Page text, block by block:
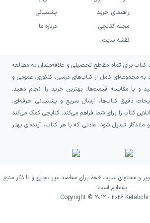
و حماسی پیشنهاد می‌شود؛ به‌ویژه
عدالت و مسئولیت اجتماعی نیز سخن
مجموعه انتظار شعری وفادار به
موسیقی و متکی بر لحنی پرطنین
مطالعه آن می‌تواند تجربه‌ای برای
میان قالب‌های کهن، احساسات
اجتماعی باشد.
راهنمای خرید
مجله کتابچی
نقشه سایت
پشتیبانی
درباره ما
کتاب برای تمام مقاطع تحصیلی و علاقه‌مندان به مطالعه
به مجموعه‌ای کامل از کتاب‌های درسی، کنکوری، عمومی و
و با مقایسه قیمت‌ها، بهترین خرید را انجام دهید.
دقیق کتاب‌ها، ارسال سریع و پشتیبانی حرفه‌ای،
کتاب را برای شما فراهم می‌کند. کتابچی کمک می‌کند
تبدیل شود؛ عادتی که با هر کتاب، آینده‌ای بهتر
و محتوای سایت فقط برای مقاصد غیر تجاری و با ذکر منبع
بلامانع است.
Copyright © 2012 - 2026